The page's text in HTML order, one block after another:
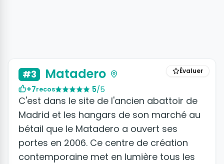
Évaluer
#3 Matadero
+7recos 5/5
C'est dans le site de l'ancien abattoir de
Madrid et les hangars de son marché au
bétail que le Matadero a ouvert ses
portes en 2006. Ce centre de création
contemporaine met en lumière tous les